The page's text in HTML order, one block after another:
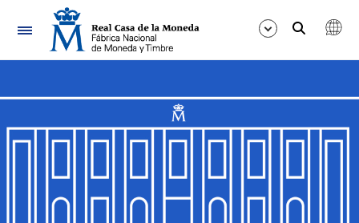
Nabigazioa
Erakutsi/Ezkutatu
Erakutsi/Ezkutatu